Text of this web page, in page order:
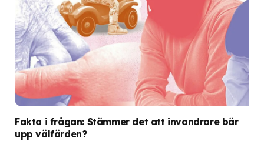
Fakta i frågan: Stämmer det att invandrare bär
upp välfärden?